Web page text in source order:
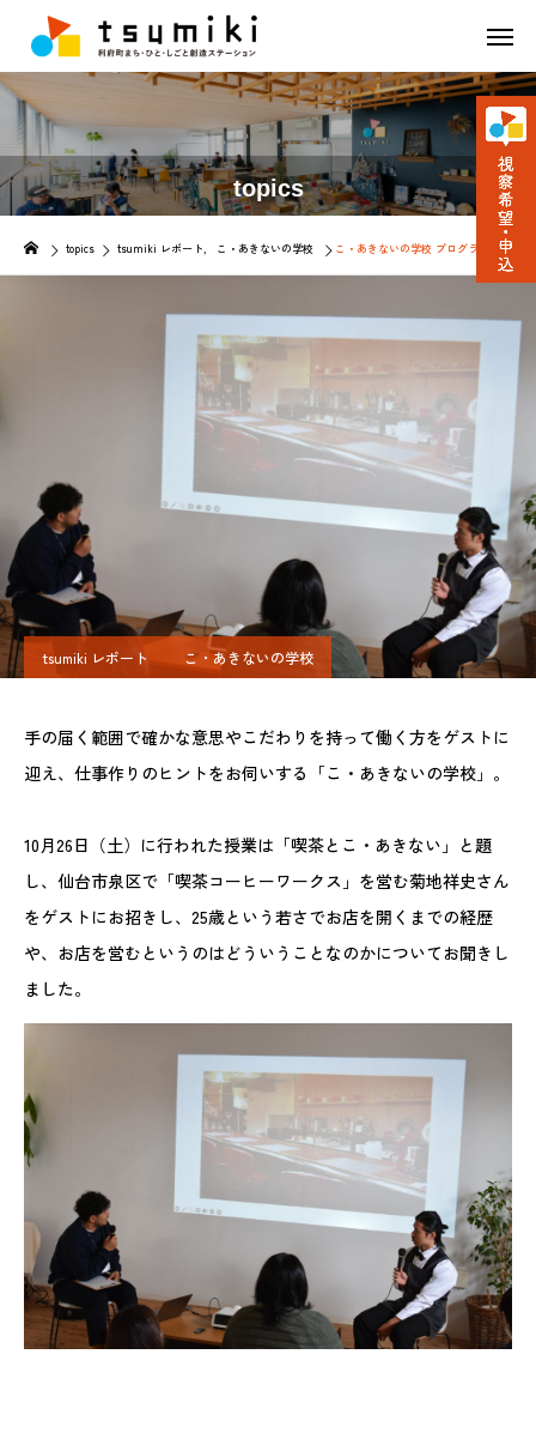
topics
topics tsumiki レポート こ・あきないの学校 こ・あきないの学校 プログラム04「喫
tsumiki レポート こ・あきないの学校
手の届く範囲で確かな意思やこだわりを持って働く方をゲストに
迎え、仕事作りのヒントをお伺いする「こ・あきないの学校」。
10月26日（土）に行われた授業は「喫茶とこ・あきない」と題
し、仙台市泉区で「喫茶コーヒーワークス」を営む菊地祥史さん
をゲストにお招きし、25歳という若さでお店を開くまでの経歴
や、お店を営むというのはどういうことなのかについてお聞きし
ました。